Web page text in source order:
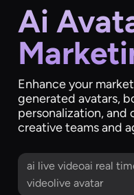
Ai
Enhance your
generated avatars,
personalization,
creative teams and
ai live videoai real
videolive avatar